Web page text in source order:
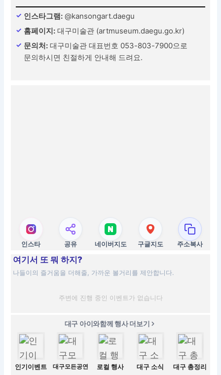
인스타그램: @kansongart.daegu
홈페이지: 대구미술관 (artmuseum.daegu.go.kr)
문의처: 대구미술관 대표번호 053-803-7900으로
문의하시면 친절하게 안내해 드려요.
인스타 공유 네이버지도 구글지도 주소복사
여기서 또 뭐 하지?
나들이의 즐거움을 더해줄, 가까운 볼거리를 제안합니다.
주변에 진행 중인 이벤트가 없습니다
대구 아이와함께 행사 더보기
인기이벤트 대구모든공연 로컬 행사 대구 소식 대구 총정리